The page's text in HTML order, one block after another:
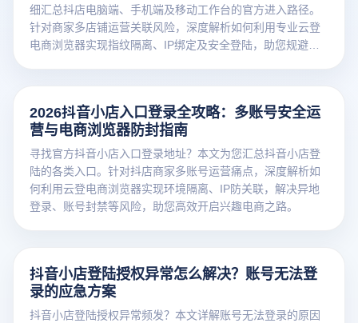
细汇总抖店电脑端、手机端及移动工作台的官方进入路径。
针对商家多店铺运营关联风险，深度解析如何利用专业云登
电商浏览器实现指纹隔离、IP绑定及安全登陆，助您规避封
2026抖音小店入口登录全攻略：多账号安全运
营与电商浏览器防封指南
寻找官方抖音小店入口登录地址？本文为您汇总抖音小店登
陆的各类入口。针对抖店商家多账号运营痛点，深度解析如
何利用云登电商浏览器实现环境隔离、IP防关联，解决异地
登录、账号封禁等风险，助您高效开启兴趣电商之路。
抖音小店登陆授权异常怎么解决？账号无法登
录的应急方案
抖音小店登陆授权异常频发？本文详解账号无法登录的原因